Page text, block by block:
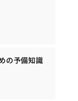
の予備知識